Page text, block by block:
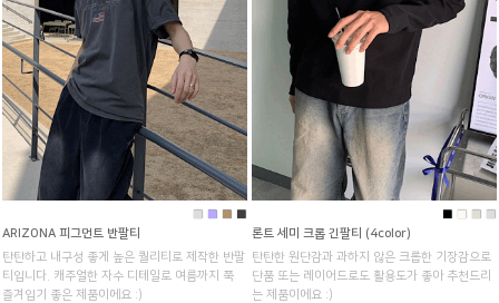
■ ■ ■ ■
ARIZONA 피그먼트 반팔티
탄탄하고 내구성 좋게 높은 퀄리티로 제작한 반팔
티입니다. 캐주얼한 자수 디테일로 여름까지 쭉
즐겨입기 좋은 제품이에요 :)
■ ■ ■ ■
론트 세미 크롭 긴팔티 (4color)
탄탄한 원단감과 과하지 않은 크롭한 기장감으로
단품 또는 레이어드로도 활용도가 좋아 추천드리
는 제품이에요 :)